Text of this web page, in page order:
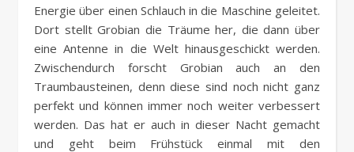
Energie über einen Schlauch in die Maschine geleitet.
Dort stellt Grobian die Träume her, die dann über
eine Antenne in die Welt hinausgeschickt werden.
Zwischendurch forscht Grobian auch an den
Traumbausteinen, denn diese sind noch nicht ganz
perfekt und können immer noch weiter verbessert
werden. Das hat er auch in dieser Nacht gemacht
und geht beim Frühstück einmal mit den